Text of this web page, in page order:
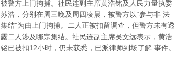
被警方上门拘捕。社民连副主席黄浩铭及人民力量执委
苏浩，分别在周三晚及周四凌晨，被警方以“参与非 法
集结”为由上门拘捕。二人正被扣留调查，但警方未有透
露二人涉及哪宗集结。社民连副主席吴文远表示，黄浩
铭已被扣12小时，仍未获悉，已派律师到场了解 事件。